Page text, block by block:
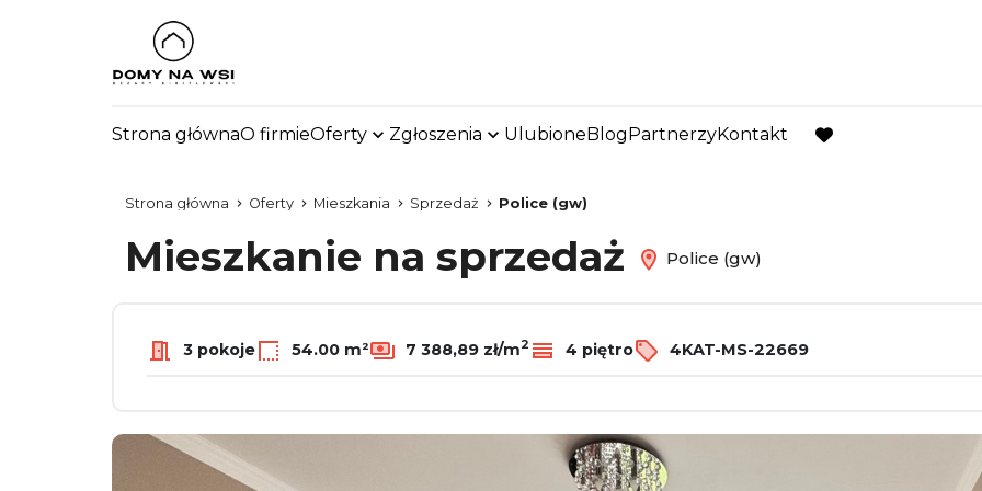
Strona głównaO firmieOferty Zgłoszenia UlubioneBlogPartnerzyKontakt
favorite
Strona główna Oferty Mieszkania Sprzedaż Police (gw)
Mieszkanie na sprzedaż Police (gw)
3 pokoje 54.00 m² 7 388,89 zł/m2 4 piętro 4KAT-MS-22669